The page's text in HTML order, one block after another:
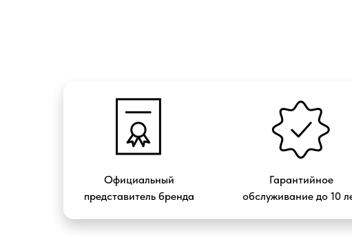
Официальный
представитель бренда
Гарантийное
обслуживание до 10